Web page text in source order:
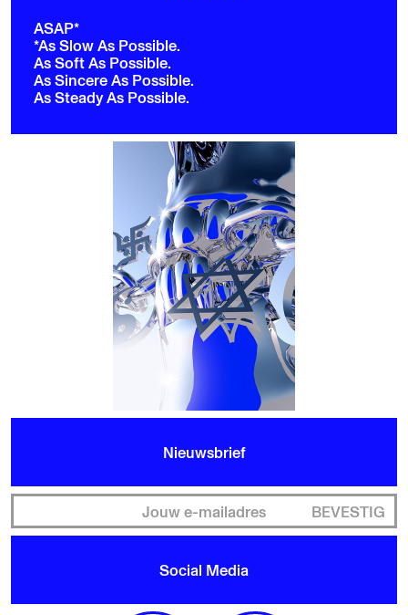
ASAP*
*As Slow As Possible.
As Soft As Possible.
As Sincere As Possible.
As Steady As Possible.
Nieuwsbrief
BEVESTIG
Social Media